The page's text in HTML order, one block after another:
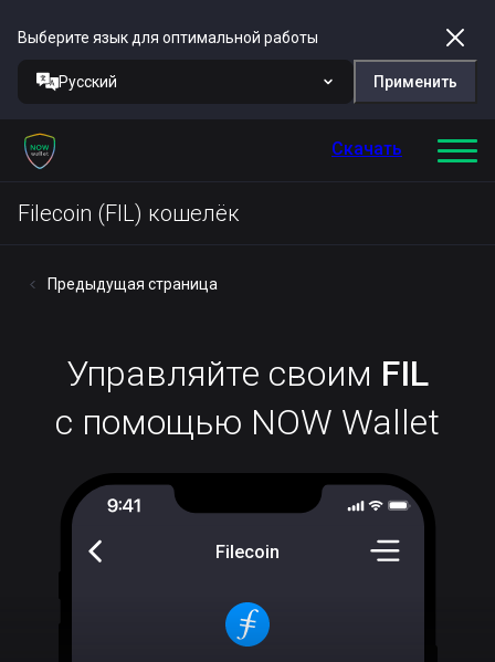
Выберите язык для оптимальной работы
Русский Применить
Скачать
Filecoin (FIL) кошелёк
Предыдущая страница
Управляйте своим FIL
с помощью NOW Wallet
Filecoin